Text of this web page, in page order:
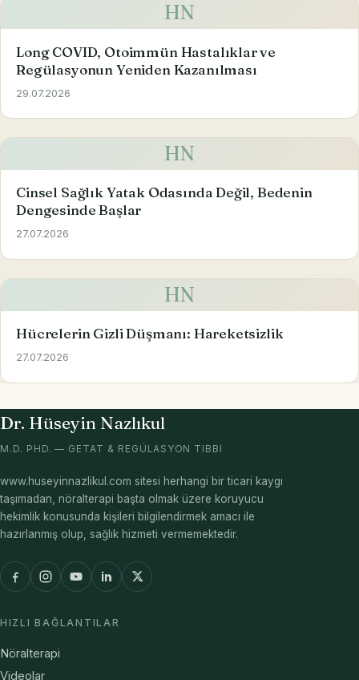
HN
Long COVID, Otoimmün Hastalıklar ve
Regülasyonun Yeniden Kazanılması
29.07.2026
HN
Cinsel Sağlık Yatak Odasında Değil, Bedenin
Dengesinde Başlar
27.07.2026
HN
Hücrelerin Gizli Düşmanı: Hareketsizlik
27.07.2026
Dr. Hüseyin Nazlıkul
M.D. PHD. — GETAT & REGÜLASYON TIBBI
www.huseyinnazlikul.com sitesi herhangi bir ticari kaygı
taşımadan, nöralterapi başta olmak üzere koruyucu
hekimlik konusunda kişileri bilgilendirmek amacı ile
hazırlanmış olup, sağlık hizmeti vermemektedir.
HIZLI BAĞLANTILAR
Nöralterapi
Videolar